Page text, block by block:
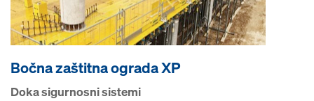
Bočna zaštitna ograda XP
Doka sigurnosni sistemi